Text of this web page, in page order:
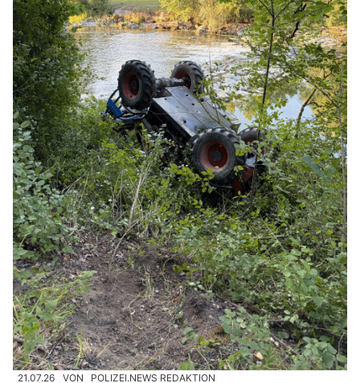
21.07.26 VON POLIZEI.NEWS REDAKTION